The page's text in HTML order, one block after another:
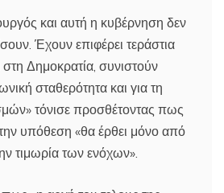
και αυτή η κυβέρνηση δεν
Έχουν επιφέρει τεράστια
Δημοκρατία, συνιστούν
σταθερότητα και για τη
τόνισε προσθέτοντας πως
υπόθεση «θα έρθει μόνο από
τιμωρία των ενόχων».